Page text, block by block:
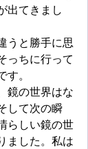
出てきまし
うと勝手に思
っちに行って
。
鏡の世界はな
して次の瞬
らしい鏡の世
ました。私は